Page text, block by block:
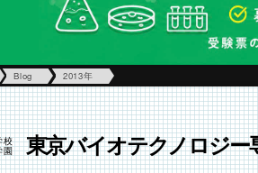
Blog 2013年
校
園
東京バイオテクノロジー